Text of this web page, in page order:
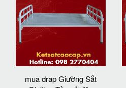
mua drap Giường Sắt